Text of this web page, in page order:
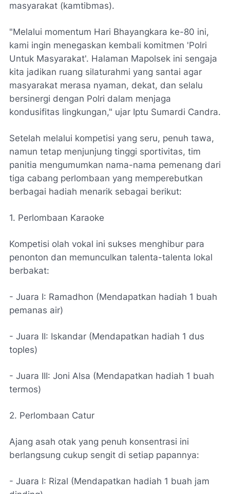
masyarakat (kamtibmas).
"Melalui momentum Hari Bhayangkara ke-80 ini,
kami ingin menegaskan kembali komitmen 'Polri
Untuk Masyarakat'. Halaman Mapolsek ini sengaja
kita jadikan ruang silaturahmi yang santai agar
masyarakat merasa nyaman, dekat, dan selalu
bersinergi dengan Polri dalam menjaga
kondusifitas lingkungan," ujar Iptu Sumardi Candra.
Setelah melalui kompetisi yang seru, penuh tawa,
namun tetap menjunjung tinggi sportivitas, tim
panitia mengumumkan nama-nama pemenang dari
tiga cabang perlombaan yang memperebutkan
berbagai hadiah menarik sebagai berikut:
1. Perlombaan Karaoke
Kompetisi olah vokal ini sukses menghibur para
penonton dan memunculkan talenta-talenta lokal
berbakat:
- Juara I: Ramadhon (Mendapatkan hadiah 1 buah
pemanas air)
- Juara II: Iskandar (Mendapatkan hadiah 1 dus
toples)
- Juara III: Joni Alsa (Mendapatkan hadiah 1 buah
termos)
2. Perlombaan Catur
Ajang asah otak yang penuh konsentrasi ini
berlangsung cukup sengit di setiap papannya:
- Juara I: Rizal (Mendapatkan hadiah 1 buah jam